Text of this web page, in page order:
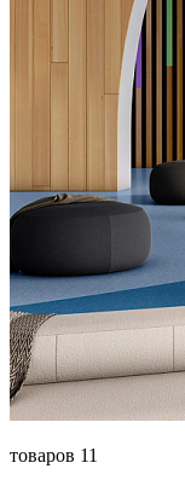
товаров 11